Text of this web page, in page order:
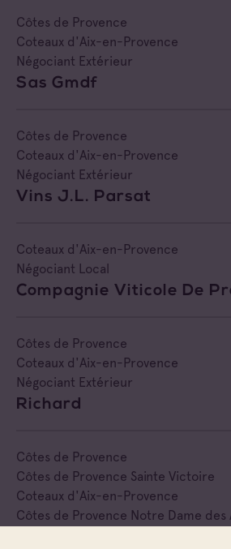
Côtes de Provence
Coteaux d'Aix-en-Provence
Négociant Extérieur
Sas Gmdf
Côtes de Provence
Coteaux d'Aix-en-Provence
Négociant Extérieur
Vins J.l. Parsat
Coteaux d'Aix-en-Provence
Négociant Local
Compagnie Viticole De
Côtes de Provence
Coteaux d'Aix-en-Provence
Négociant Extérieur
Richard
Côtes de Provence
Côtes de Provence Sainte Victoire
Coteaux d'Aix-en-Provence
Côtes de Provence Notre Dame des